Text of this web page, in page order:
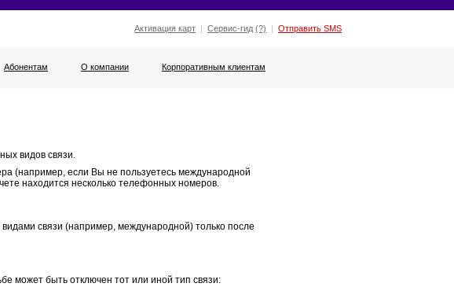
Активация карт |Сервис-гид (?) |Отправить SMS
Абонентам О компании Корпоративным клиентам
видов связи.
(например, если Вы не пользуетесь международной
находится несколько телефонных номеров.
связи (например, международной) только после
может быть отключен тот или иной тип связи: